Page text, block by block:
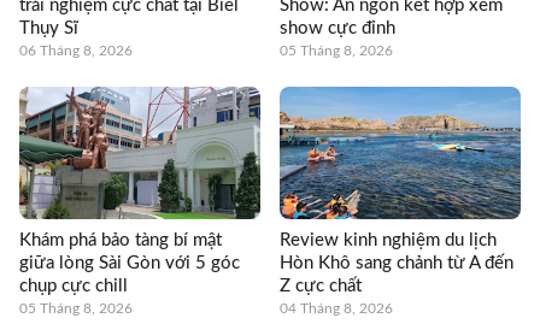
trải nghiệm cực chất tại Biel
Thụy Sĩ
06 Tháng 8, 2026
Show: Ăn ngon kết hợp xem
show cực đỉnh
05 Tháng 8, 2026
Khám phá bảo tàng bí mật
giữa lòng Sài Gòn với 5 góc
chụp cực chill
05 Tháng 8, 2026
Review kinh nghiệm du lịch
Hòn Khô sang chảnh từ A đến
Z cực chất
04 Tháng 8, 2026